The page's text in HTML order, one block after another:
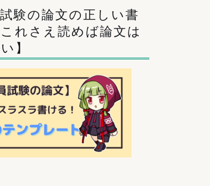
験の論文の正しい書
れさえ読めば論文は
】